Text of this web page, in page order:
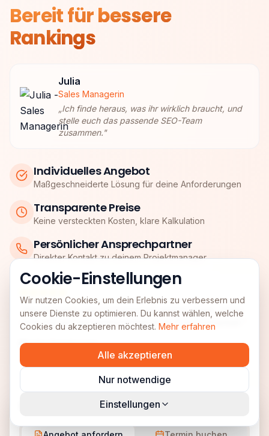
Bereit fürbessere
Rankings
Julia
Sales Managerin
„Ich finde heraus, was ihr wirklich braucht, und
stelle euch das passende SEO-Team
zusammen."
Individuelles Angebot
Maßgeschneiderte Lösung für deine Anforderungen
Transparente Preise
Keine versteckten Kosten, klare Kalkulation
Persönlicher Ansprechpartner
Direkter Kontakt zu deinem Projektmanager
"Bei UnitedAds wird Partnerschaft wirklich gelebt. Vielen
Dank und auf eine weitere erfolgreiche Zusammenarbeit.
Martin Heimburger
Dein direkter Kontakt
Cookie-Einstellungen
Wir nutzen Cookies, um dein Erlebnis zu verbessern und
unsere Dienste zu optimieren. Du kannst wählen, welche
Cookies du akzeptieren möchtest. Mehr erfahren
Alle akzeptieren
Nur notwendige
Einstellungen